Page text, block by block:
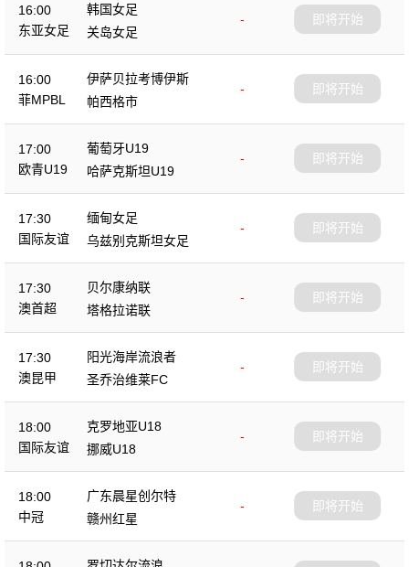
16:00
东亚女足
韩国女足
-
关岛女足
即将开始
16:00
菲MPBL
伊萨贝拉考博伊斯
-
帕西格市
即将开始
17:00
欧青U19
葡萄牙U19
-
哈萨克斯坦U19
即将开始
17:30
国际友谊
缅甸女足
-
乌兹别克斯坦女足
即将开始
17:30
澳首超
贝尔康纳联
-
塔格拉诺联
即将开始
17:30
澳昆甲
阳光海岸流浪者
-
圣乔治维莱FC
即将开始
18:00
国际友谊
克罗地亚U18
-
挪威U18
即将开始
18:00
中冠
广东晨星创尔特
-
赣州红星
即将开始